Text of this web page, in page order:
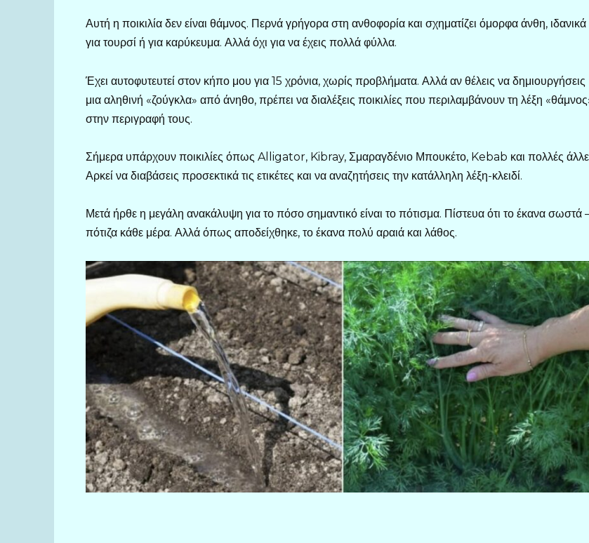
Αυτή η ποικιλία δεν είναι θάμνος. Περνά γρήγορα στη ανθοφορία και σχηματίζει όμορφα άνθη, ιδανικά
για τουρσί ή για καρύκευμα. Αλλά όχι για να έχεις πολλά φύλλα.
Έχει αυτοφυτευτεί στον κήπο μου για 15 χρόνια, χωρίς προβλήματα. Αλλά αν θέλεις να δημιουργήσεις
μια αληθινή «ζούγκλα» από άνηθο, πρέπει να διαλέξεις ποικιλίες που περιλαμβάνουν τη λέξη
στην περιγραφή τους.
Σήμερα υπάρχουν ποικιλίες όπως Alligator, Kibray, Σμαραγδένιο Μπουκέτο, Kebab και πολλές
Αρκεί να διαβάσεις προσεκτικά τις ετικέτες και να αναζητήσεις την κατάλληλη λέξη-κλειδί.
Μετά ήρθε η μεγάλη ανακάλυψη για το πόσο σημαντικό είναι το πότισμα. Πίστευα ότι το έκανα σωστά
πότιζα κάθε μέρα. Αλλά όπως αποδείχθηκε, το έκανα πολύ αραιά και λάθος.